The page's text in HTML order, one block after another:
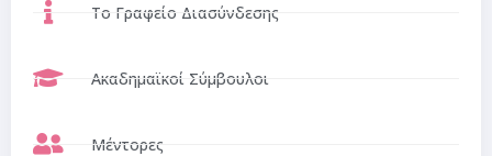
Το Γραφείο Διασύνδεσης
Ακαδημαϊκοί Σύμβουλοι
Μέντορες